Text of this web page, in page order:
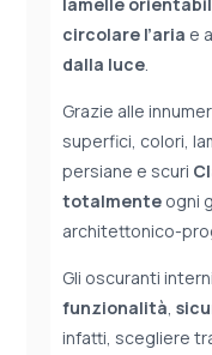
lamelle
circolare l’aria e
dalla luce.
Grazie alle
superfici, colori,
persiane e scuri
totalmente ogni
architettonico-
Gli oscuranti interni
funzionalità,
infatti, scegliere